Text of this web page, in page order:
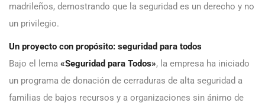
madrileños, demostrando que la seguridad es un derecho y no
un privilegio.
Un proyecto con propósito: seguridad para todos
Bajo el lema «Seguridad para Todos», la empresa ha iniciado
un programa de donación de cerraduras de alta seguridad a
familias de bajos recursos y a organizaciones sin ánimo de